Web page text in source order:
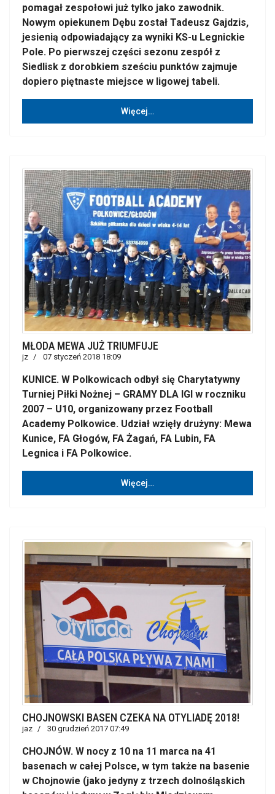
pomagał zespołowi już tylko jako zawodnik.
Nowym opiekunem Dębu został Tadeusz Gajdzis,
jesienią odpowiadający za wyniki KS-u Legnickie
Pole. Po pierwszej części sezonu zespół z
Siedlisk z dorobkiem sześciu punktów zajmuje
dopiero piętnaste miejsce w ligowej tabeli.
Więcej…
MŁODA MEWA JUŻ TRIUMFUJE
jz 07 styczeń 2018 18:09
KUNICE. W Polkowicach odbył się Charytatywny
Turniej Piłki Nożnej – GRAMY DLA IGI w roczniku
2007 – U10, organizowany przez Football
Academy Polkowice. Udział wzięły drużyny: Mewa
Kunice, FA Głogów, FA Żagań, FA Lubin, FA
Legnica i FA Polkowice.
Więcej…
CHOJNOWSKI BASEN CZEKA NA OTYLIADĘ 2018!
jaz 30 grudzień 2017 07:49
CHOJNÓW. W nocy z 10 na 11 marca na 41
basenach w całej Polsce, w tym także na basenie
w Chojnowie (jako jedyny z trzech dolnośląskich